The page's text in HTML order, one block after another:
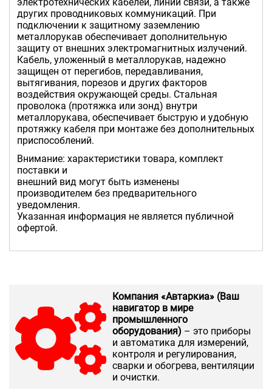
других проводниковых коммуникаций. При
подключении к защитному заземлению
металлорукав обеспечивает дополнительную
защиту от внешних электромагнитных излучений.
Кабель, уложенный в металлорукав, надежно
защищен от перегибов, передавливания,
вытягивания, порезов и других факторов
воздействия окружающей среды. Стальная
проволока (протяжка или зонд) внутри
металлорукава, обеспечивает быструю и удобную
протяжку кабеля при монтаже без дополнительных
приспособлений.
Внимание: характеристики товара, комплект
поставки и
внешний вид могут быть изменены
производителем без предварительного
уведомления.
Указанная информация не является публичной
офертой.
Компания «Автаркиа» (Ваш
навигатор в мире
промышленного
оборудования) – это приборы
и автоматика для измерений,
контроля и регулирования,
сварки и обогрева, вентиляции
и очистки.